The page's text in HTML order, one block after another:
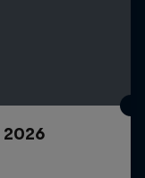
2026